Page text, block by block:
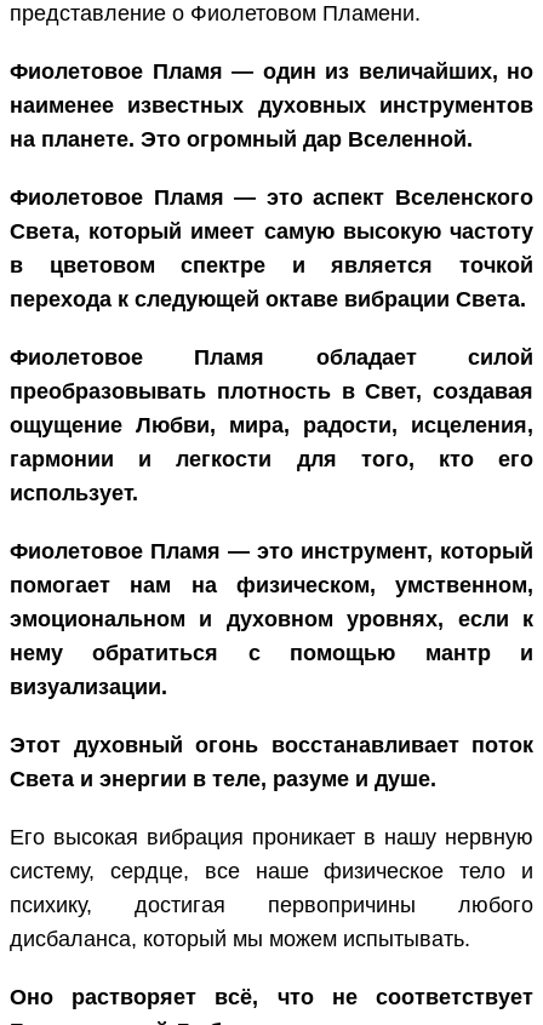
представление о Фиолетовом Пламени.
Фиолетовое Пламя — один из величайших, но
наименее известных духовных инструментов
на планете. Это огромный дар Вселенной.
Фиолетовое Пламя — это аспект Вселенского
Света, который имеет самую высокую частоту
в цветовом спектре и является точкой
перехода к следующей октаве вибрации Света.
Фиолетовое Пламя обладает силой
преобразовывать плотность в Свет, создавая
ощущение Любви, мира, радости, исцеления,
гармонии и легкости для того, кто его
использует.
Фиолетовое Пламя — это инструмент, который
помогает нам на физическом, умственном,
эмоциональном и духовном уровнях, если к
нему обратиться с помощью мантр и
визуализации.
Этот духовный огонь восстанавливает поток
Света и энергии в теле, разуме и душе.
Его высокая вибрация проникает в нашу нервную
систему, сердце, все наше физическое тело и
психику, достигая первопричины любого
дисбаланса, который мы можем испытывать.
Оно растворяет всё, что не соответствует